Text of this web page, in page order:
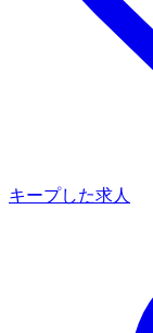
キープした求人